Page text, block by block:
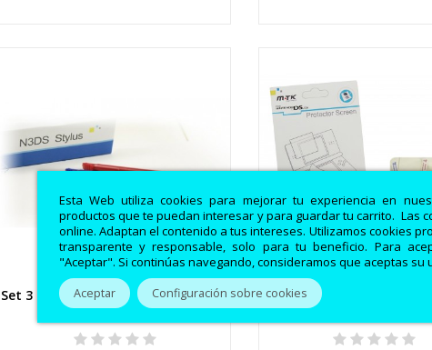
Esta Web utiliza cookies para mejorar tu experiencia en
productos que te puedan interesar y para guardar tu carrito. Las
online. Adaptan el contenido a tus intereses. Utilizamos cookies
transparente y responsable, solo para tu beneficio. Para
"Aceptar". Si continúas navegando, consideramos que aceptas su
Aceptar Configuración sobre cookies
Vista rápida
Set 3 lápices táctiles para Nintendo
NDS 3d - 330014
Protector de pantalla
Nintendo Dsi -